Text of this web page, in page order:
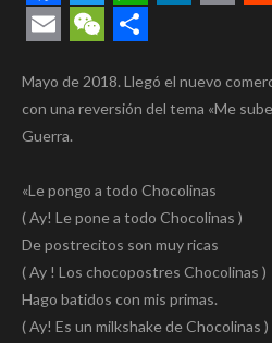
Facebook
TwitterWhatsApp
Mayo de 2018. Llegó el nuevo
con una reversión del tema «Me
Guerra.
«Le pongo a todo Chocolinas
( Ay! Le pone a todo Chocolinas )
De postrecitos son muy ricas
( Ay ! Los chocopostres Chocolinas )
Hago batidos con mis primas.
( Ay! Es un milkshake de Chocolinas )